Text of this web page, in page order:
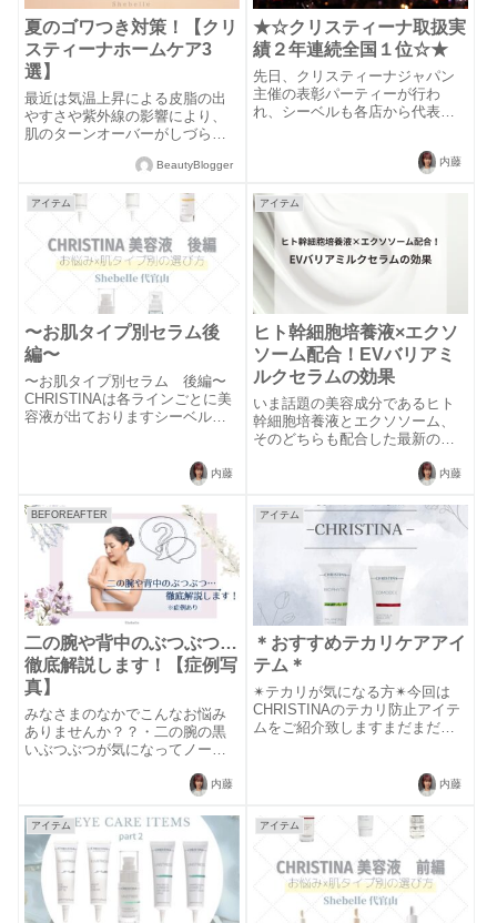
夏のゴワつき対策！【クリ
スティーナホームケア3
選】
最近は気温上昇による皮脂の出
やすさや紫外線の影響により、
肌のターンオーバーがしづらく
期。今の時期は乾燥＋ごわつき
さんも今の時期に新しい皮膚を
作り出すことが多く、古い角質
が落ちきらないこと...
BeautyBlogger
★☆クリスティーナ取扱実
績２年連続全国１位☆★
先日、クリスティーナジャパン
主催の表彰パーティーが行わ
れ、シーベルも各店から代表ス
は、本国イスラエルのインスト
国に2,000近くあるクリスティー
ナ取扱店の中...
内藤
アイテム
〜お肌タイプ別セラム後
編〜
〜お肌タイプ別セラム 後編〜
CHRISTINAは各ラインごとに美
容液が出ておりますシーベルで
♪⑅______________⑅__________
____⑅❤️アブソリュートブ...
内藤
アイテム
ヒト幹細胞培養液×エクソ
ソーム配合！EVバリアミ
ルクセラムの効果
いま話題の美容成分であるヒト
幹細胞培養液とエクソソーム、
そのどちらも配合した最新の美
をご存じですか？最先端の美容
れるのは、美肌を目指す方にと
って嬉しいですよね。実際に、
EVバリアミル...
内藤
BEFOREAFTER
二の腕や背中のぶつぶつ…
徹底解説します！【症例写
真】
みなさまのなかでこんなお悩み
ありませんか？？・二の腕の黒
いぶつぶつが気になってノース
キビなのかわからないぶつぶつ
てごわついている…このぶつぶ
つ、ゴワつきの正体は毛孔性苔
癬と呼ばれるもの...
内藤
アイテム
＊おすすめテカリケアアイ
テム＊
✴︎テカリが気になる方✴︎今回は
CHRISTINAのテカリ防止アイテ
ムをご紹介致しますまだまだ暑
♪✼••┈┈┈┈••✼••┈┈┈┈••✼••┈┈┈┈•
•✼❤️バランシングクリーム1日中
お肌を保護し...
内藤
アイテム アイテム